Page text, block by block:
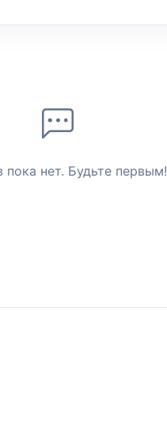
пока нет. Будьте первым!